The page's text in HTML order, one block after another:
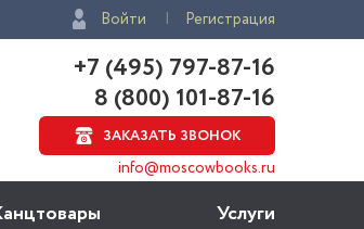
Войти Регистрация
+7 (495) 797-87-16
8 (800) 101-87-16
ЗАКАЗАТЬ ЗВОНОК
info@moscowbooks.ru
Услуги